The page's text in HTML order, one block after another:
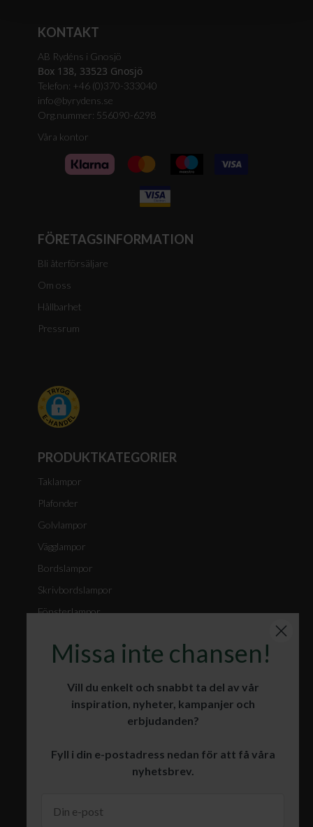
KONTAKT
AB Rydéns i Gnosjö
Box 138, 33523 Gnosjö
Telefon: +46 (0)370-333040
info@byrydens.se
Org.nummer: 556090-6298
Våra kontor
FÖRETAGSINFORMATION
Bli återförsäljare
Om oss
Hållbarhet
Pressrum
PRODUKTKATEGORIER
Taklampor
Plafonder
Golvlampor
Vägglampor
Bordslampor
Skrivbordslampor
Fönsterlampor
Badrumslampor
Öppet köp och retur
Missa inte chansen!
Vill du enkelt och snabbt ta del av vår
inspiration, nyheter, kampanjer och
erbjudanden?
Fyll i din e-postadress nedan för att få våra
nyhetsbrev.